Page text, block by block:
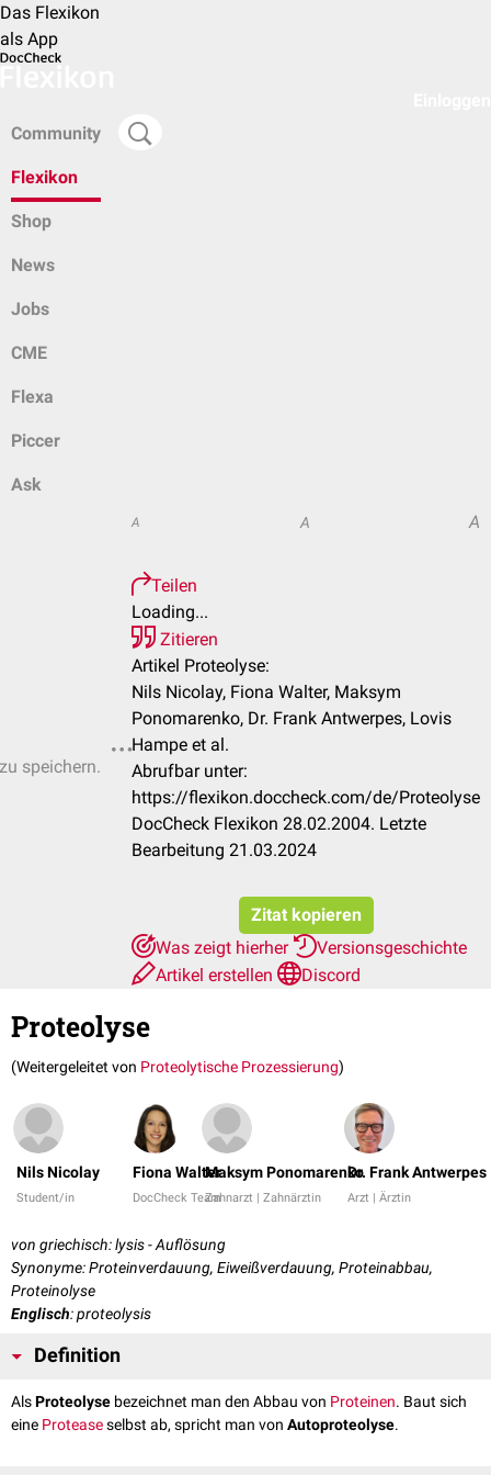
Das Flexikon
als App
Community
Flexikon
Shop
News
Jobs
CME
Flexa
Piccer
Ask
speichern.
A A A
Teilen
Loading...
Zitieren
Artikel Proteolyse:
Nils Nicolay, Fiona Walter, Maksym
Ponomarenko, Dr. Frank Antwerpes, Lovis
Hampe et al.
Abrufbar unter:
https://flexikon.doccheck.com/de/Proteolyse
DocCheck Flexikon 28.02.2004. Letzte
Bearbeitung 21.03.2024
Zitat kopieren
Was zeigt hierher
Versionsgeschichte
Artikel erstellen
Discord
Proteolyse
(Weitergeleitet von Proteolytische Prozessierung)
Nils Nicolay
Student/in
Fiona Walter
DocCheck Team
Maksym Ponomarenko
Zahnarzt | Zahnärztin
Dr. Frank Antwerpes
Arzt | Ärztin
von griechisch: lysis - Auflösung
Synonyme: Proteinverdauung, Eiweißverdauung, Proteinabbau,
Proteinolyse
Englisch: proteolysis
Definition
AlsProteolyse bezeichnet man den Abbau von Proteinen. Baut sich
eine Proteaseselbst ab, spricht man von Autoproteolyse.